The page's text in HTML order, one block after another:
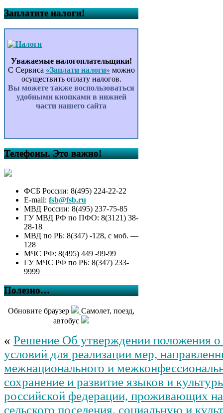
Заплатите налоги!
Уважаемые налогоплательщики!
С Сервиса «Заплати налоги» можно
осуществить оплату налогов.
Вы можете также воспользоваться
удобными кнопками в нижней
части нашего сайта
Телефоны. Это важно!
ФСБ России: 8(495) 224-22-22
E-mail: fsb@fsb.ru
МВД России: 8(495) 237-75-85
ГУ МВД РФ по ПФО: 8(3121) 38-
28-18
МВД по РБ: 8(347) -128, с моб. —
128
МЧС РФ: 8(495) 449 -99-99
ГУ МЧС РФ по РБ: 8(347) 233-
9999
Полезно…
Обновите браузер
Самолет, поезд,
автобус
« Решение Об утверждении положения о
условий для реализации мер,
межнационального и
сохранение и развитие языков и
российской федерации, проживающих
сельского поселения, социальную и